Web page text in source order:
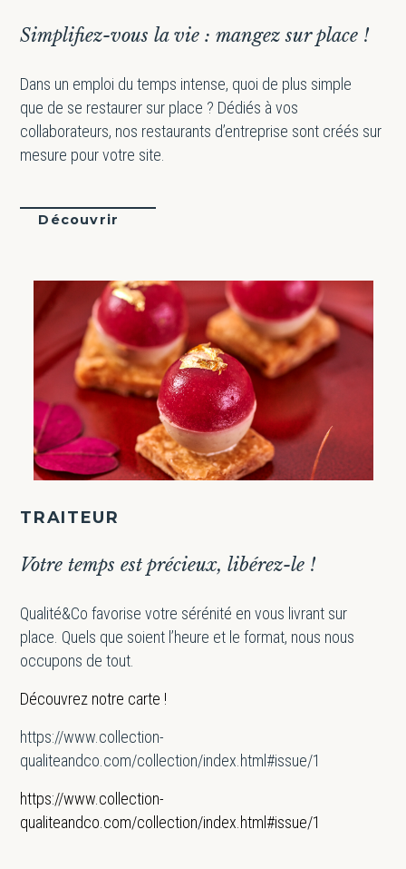
Simplifiez-vous la vie : mangez sur place !
Dans un emploi du temps intense, quoi de plus simple
que de se restaurer sur place ? Dédiés à vos
collaborateurs, nos restaurants d’entreprise sont créés sur
mesure pour votre site.
Découvrir
TRAITEUR
Votre temps est précieux, libérez-le !
Qualité&Co favorise votre sérénité en vous livrant sur
place. Quels que soient l’heure et le format, nous nous
occupons de tout.
Découvrez notre carte !
https://www.collection-
qualiteandco.com/collection/index.html#issue/1
https://www.collection-
qualiteandco.com/collection/index.html#issue/1